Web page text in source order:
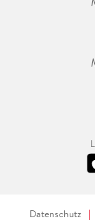
Datenschutz